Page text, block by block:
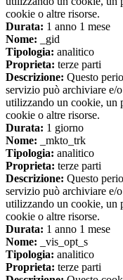
cookie o altre risorse.
Durata: 1 anno 1 mese
Nome: _gid
Tipologia: analitico
Proprieta: terze parti
Descrizione: Questo
servizio può archiviare e/
utilizzando un cookie, un
cookie o altre risorse.
Durata: 1 giorno
Nome: _mkto_trk
Tipologia: analitico
Proprieta: terze parti
Descrizione: Questo
servizio può archiviare e/
utilizzando un cookie, un
cookie o altre risorse.
Durata: 1 anno 1 mese
Nome: _vis_opt_s
Tipologia: analitico
Proprieta: terze parti